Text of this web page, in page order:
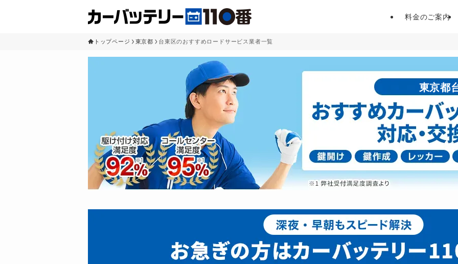
料金のご案内
トップページ 東京都 台東区のおすすめロードサービス業者一覧
東京都